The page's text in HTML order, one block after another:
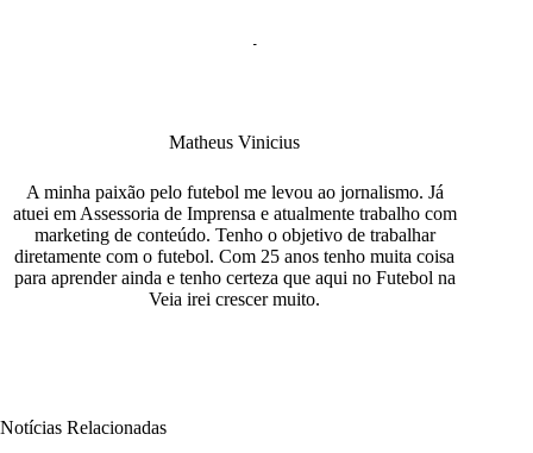
Matheus Vinicius
A minha paixão pelo futebol me levou ao jornalismo. Já
atuei em Assessoria de Imprensa e atualmente trabalho com
marketing de conteúdo. Tenho o objetivo de trabalhar
diretamente com o futebol. Com 25 anos tenho muita coisa
para aprender ainda e tenho certeza que aqui no Futebol na
Veia irei crescer muito.
Notícias Relacionadas